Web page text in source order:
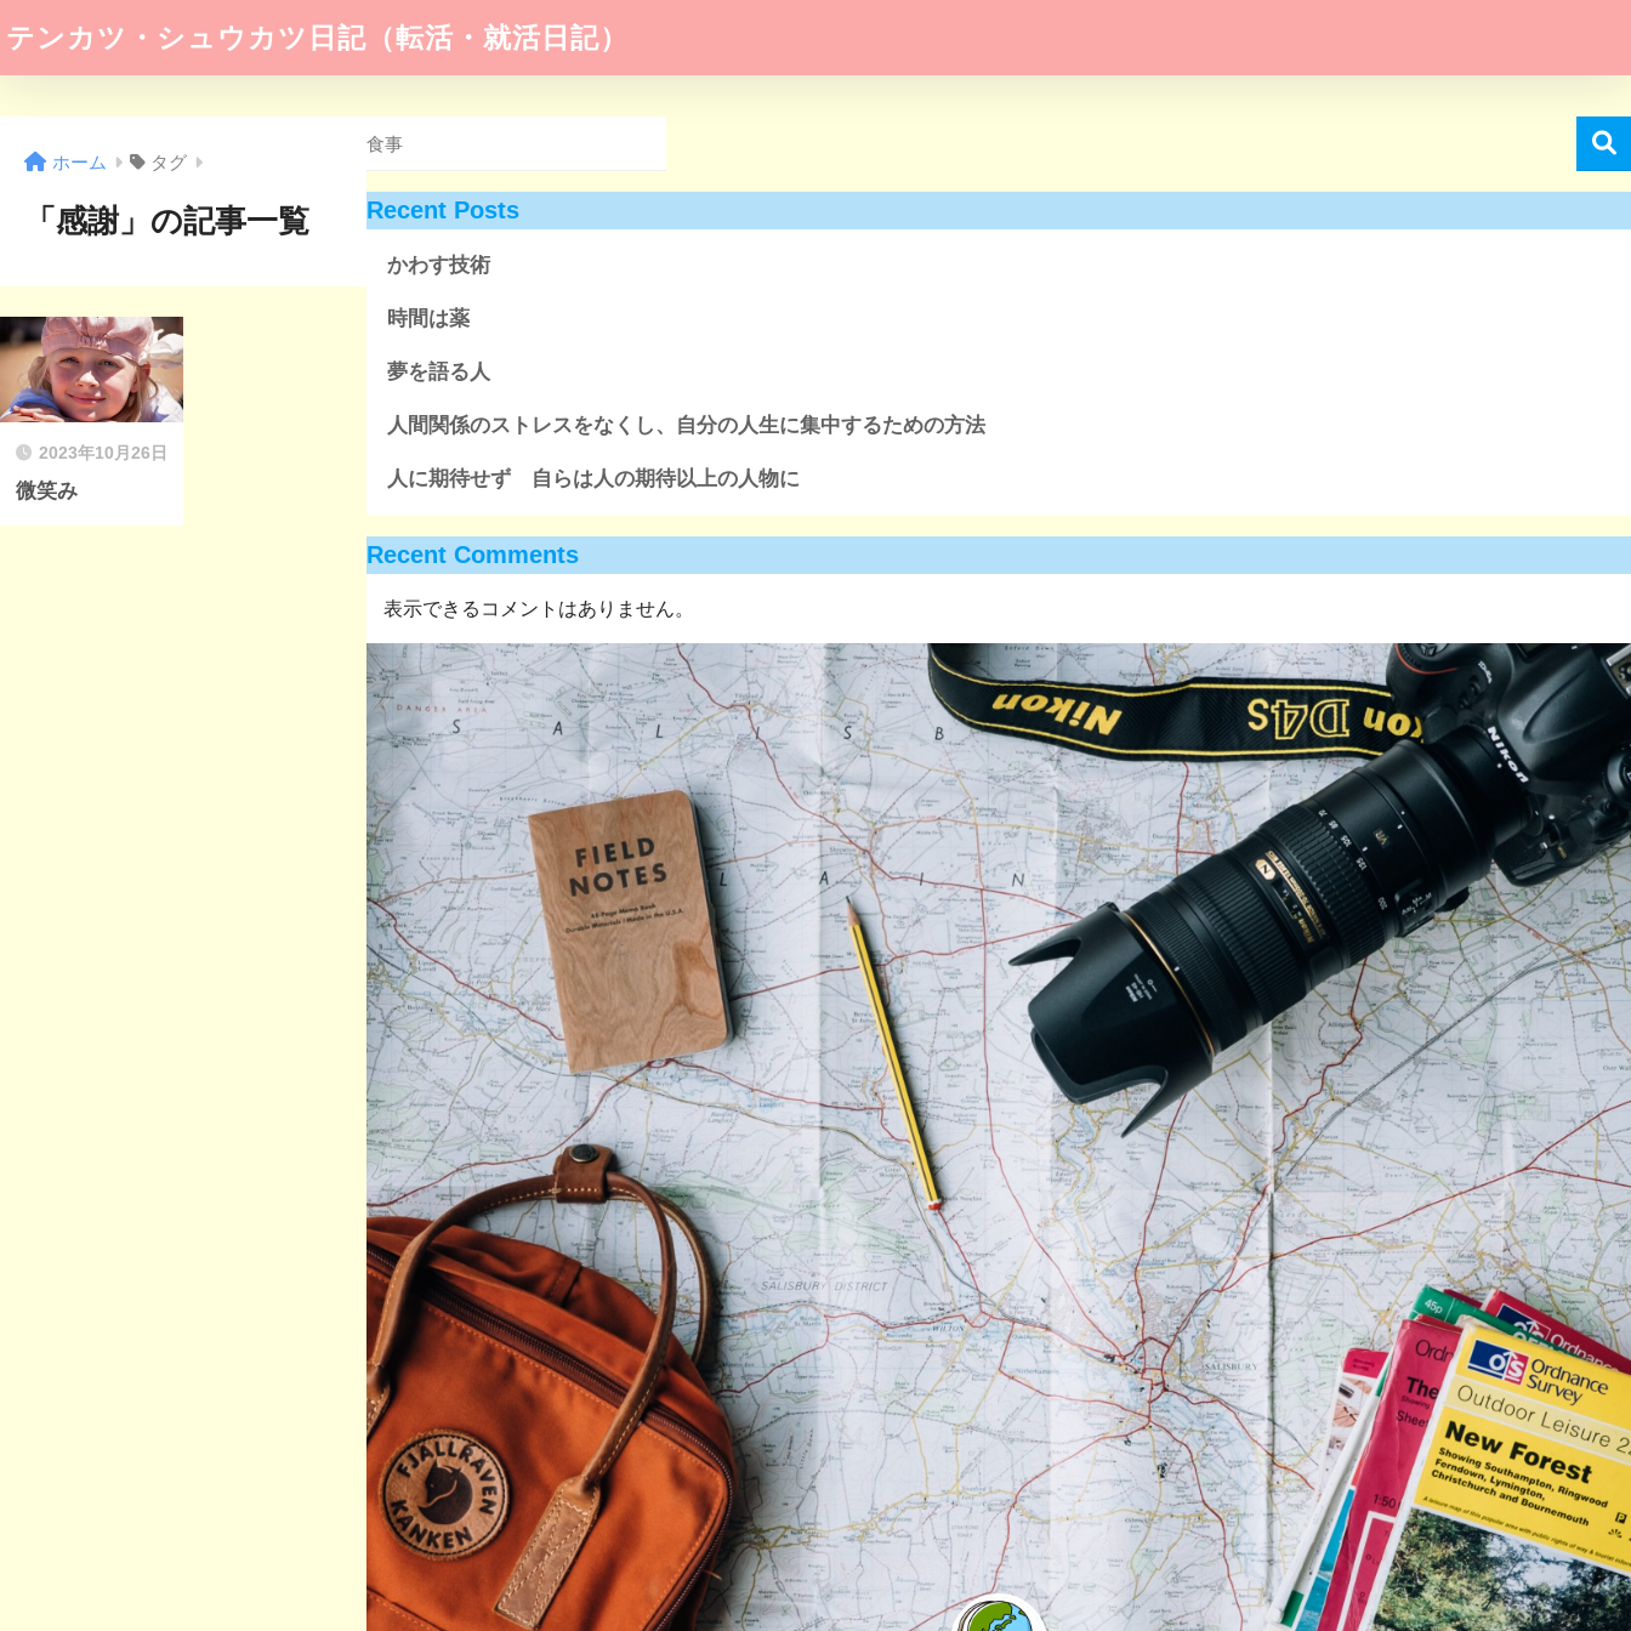
テンカツ・シュウカツ日記（転活・就活日記）
ホーム タグ
「感謝」の記事一覧
2023年10月26日
微笑み
Recent Posts
かわす技術
時間は薬
夢を語る人
人間関係のストレスをなくし、自分の人生に集中するための方法
人に期待せず 自らは人の期待以上の人物に
Recent Comments
表示できるコメントはありません。